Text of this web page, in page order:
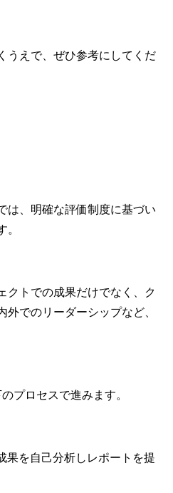
うえで、ぜひ参考にしてくだ
は、明確な評価制度に基づい
。
クトでの成果だけでなく、ク
でのリーダーシップなど、
プロセスで進みます。
果を自己分析しレポートを提